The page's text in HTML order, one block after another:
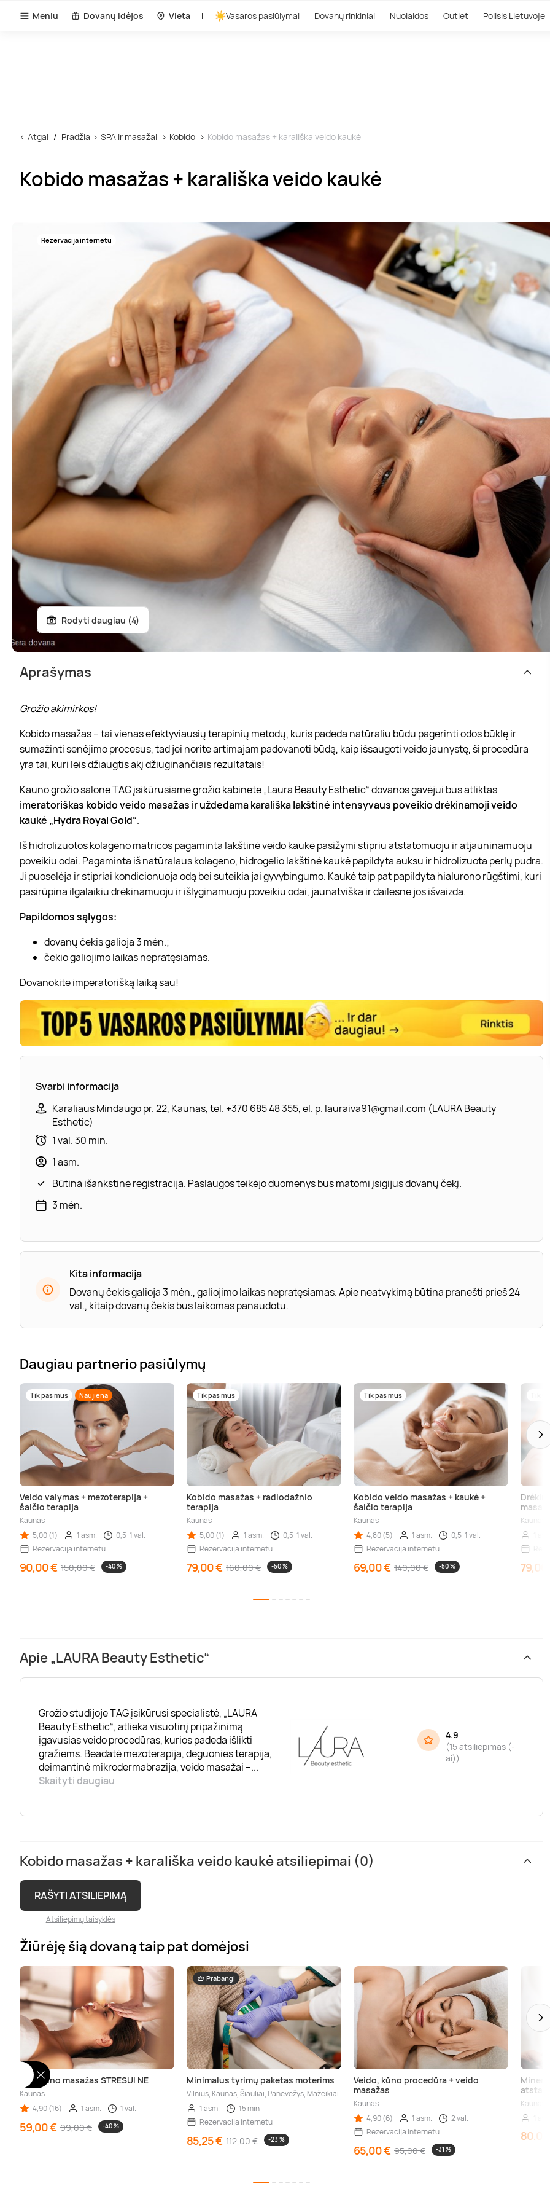
Meniu Dovanų idėjos Vieta Vasaros pasiūlymai Dovanų rinkiniai Nuolaidos Outlet Poilsis Lietuvoje
Atgal Pradžia SPA ir masažai Kobido Kobido masažas + karališka veido kaukė
Kobido masažas + karališka veido kaukė
Rezervacija internetu
Rodyti daugiau (4)
Aprašymas
Grožio akimirkos!
Kobido masažas – tai vienas efektyviausių terapinių metodų, kuris padeda natūraliu būdu pagerinti odos būklę ir
sumažinti senėjimo procesus, tad jei norite artimajam padovanoti būdą, kaip išsaugoti veido jaunystę, ši procedūra
yra tai, kuri leis džiaugtis akį džiuginančiais rezultatais!
Kauno grožio salone TAG įsikūrusiame grožio kabinete „Laura Beauty Esthetic“ dovanos gavėjui bus atliktas
imeratoriškas kobido veido masažas ir uždedamakarališka lakštinė intensyvaus poveikio drėkinamoji veido
kaukė „Hydra Royal Gold“.
Iš hidrolizuotos kolageno matricos pagaminta lakštinė veido kaukė pasižymi stipriu atstatomuoju ir atjauninamuoju
poveikiu odai. Pagaminta iš natūralaus kolageno, hidrogelio lakštinė kaukė papildyta auksu ir hidrolizuota perlų pudra.
Ji puoselėja ir stipriai kondicionuoja odą bei suteikia jai gyvybingumo. Kaukė taip pat papildyta hialurono rūgštimi, kuri
pasirūpina ilgalaikiu drėkinamuoju ir išlyginamuoju poveikiu odai, jaunatviška ir dailesne jos išvaizda.
Papildomos sąlygos:
dovanų čekis galioja 3 mėn.;
čekio galiojimo laikas nepratęsiamas.
Dovanokite imperatorišką laiką sau!
Svarbi informacija
Karaliaus Mindaugo pr. 22, Kaunas, tel. +370 685 48 355, el. p. lauraiva91@gmail.com (LAURA Beauty
Esthetic)
1 val. 30 min.
1 asm.
Būtina išankstinė registracija. Paslaugos teikėjo duomenys bus matomi įsigijus dovanų čekį.
3 mėn.
Kita informacija
Dovanų čekis galioja 3 mėn., galiojimo laikas nepratęsiamas. Apie neatvykimą būtina pranešti prieš 24
val., kitaip dovanų čekis bus laikomas panaudotu.
Daugiau partnerio pasiūlymų
Tik pas mus Naujiena
Veido valymas + mezoterapija +
šalčio terapija
Kaunas
5,00 (1)
1 asm.
0,5-1 val.
Rezervacija internetu
90,00 € 150,00 € -40 %
Tik pas mus
Kobido masažas + radiodažnio
terapija
Kaunas
5,00 (1)
1 asm.
0,5-1 val.
Rezervacija internetu
79,00 € 160,00 € -50 %
Tik pas mus
Kobido veido masažas + kaukė +
šalčio terapija
Kaunas
4,80 (5)
1 asm.
0,5-1 val.
Rezervacija internetu
69,00 € 140,00 € -50 %
Tik
masažai
Kaunas
79,00 €
Apie „LAURA Beauty Esthetic“
Grožio studijoje TAG įsikūrusi specialistė, „LAURA
Beauty Esthetic“, atlieka visuotinį pripažinimą
įgavusias veido procedūras, kurios padeda išlikti
gražiems. Beadatė mezoterapija, deguonies terapija,
deimantinė mikrodermabrazija, veido masažai –...
Skaityti daugiau
4.9
(15 atsiliepimas (-
ai))
Kobido masažas + karališka veido kaukė atsiliepimai (0)
RAŠYTI ATSILIEPIMĄ
Atsiliepimų taisyklės
Žiūrėję šią dovaną taip pat domėjosi
Viso kūno masažas STRESUI NE
Kaunas
4,90 (16)
1 asm. 1 val.
59,00 € 99,00 € -40 %
Prabangi
Minimalus tyrimų paketas moterims
Vilnius, Kaunas, Šiauliai, Panevėžys, Mažeikiai
1 asm.
15 min
Rezervacija internetu
85,25 € 112,00 € -23 %
Veido, kūno procedūra + veido
masažas
Kaunas
4,90 (6)
1 asm.
2 val.
Rezervacija internetu
65,00 € 95,00 € -31 %
Kaunas
80,00 €